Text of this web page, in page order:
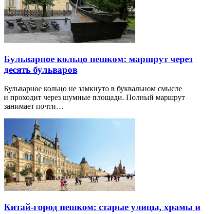
Бульварное кольцо пешком: маршрут через
десять бульваров
Бульварное кольцо не замкнуто в буквальном смысле
и проходит через шумные площади. Полный маршрут
занимает почти…
Китай-город пешком: старые улицы, храмы и